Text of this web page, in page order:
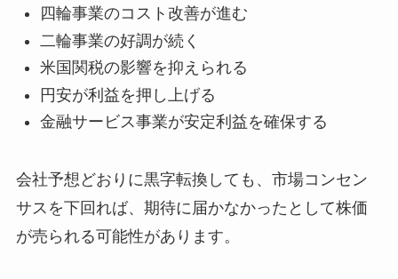
四輪事業のコスト改善が進む
二輪事業の好調が続く
米国関税の影響を抑えられる
円安が利益を押し上げる
金融サービス事業が安定利益を確保する
会社予想どおりに黒字転換しても、市場コンセン
サスを下回れば、期待に届かなかったとして株価
が売られる可能性があります。